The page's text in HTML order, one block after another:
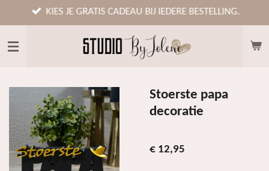
direct
naar
KIES JE GRATIS CADEAU BIJ IEDERE BESTELLING.
Stoerste papa
decoratie
€ 12,95